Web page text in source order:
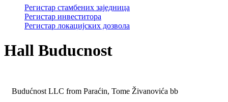
Регистар стамбених заједница
Регистар инвеститора
Регистар локацијских дозвола
Hall Buducnost
Budućnost LLC from Paraćin, Tome Živanovića bb